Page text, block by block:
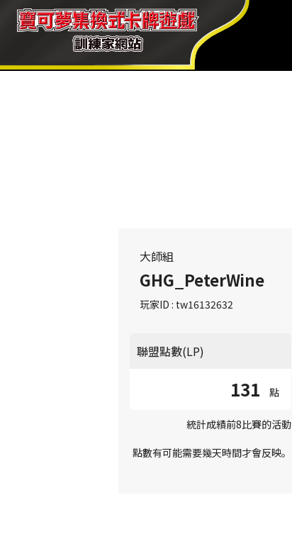
大師組
GHG_PeterWine
玩家ID : tw16132632
聯盟點數(LP)
131 點
統計成績前8比賽的活動
點數有可能需要幾天時間才會反映。